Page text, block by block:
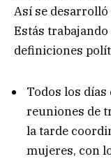
Así se
Estás
definiciones
Todos los
reuniones de
la tarde
mujeres, con